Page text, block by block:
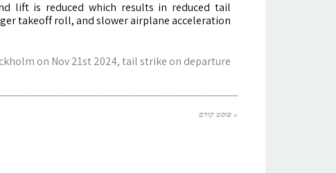
lift is reduced which results in reduced tail
takeoff roll, and slower airplane acceleration.
on Nov 21st 2024, tail strike on departure
« פוסט קודם